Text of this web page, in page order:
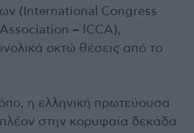
(International Congress
– ICCA),
οκτώ θέσεις από το
η ελληνική πρωτεύουσα
στην κορυφαία δεκάδα